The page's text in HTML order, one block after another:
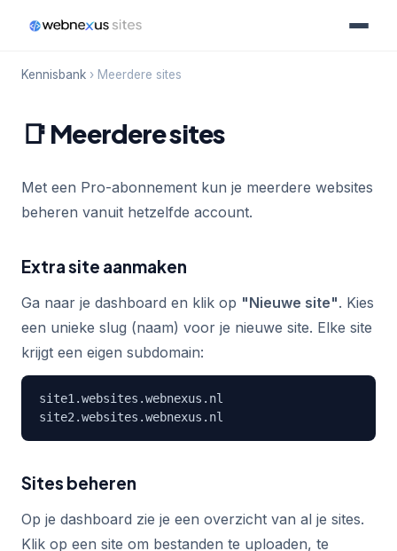
Kennisbank › Meerdere sites
📑 Meerdere sites
Met een Pro-abonnement kun je meerdere websites
beheren vanuit hetzelfde account.
Extra site aanmaken
Ga naar je dashboard en klik op "Nieuwe site". Kies
een unieke slug (naam) voor je nieuwe site. Elke site
krijgt een eigen subdomain:
site1.websites.webnexus.nl
site2.websites.webnexus.nl
Sites beheren
Op je dashboard zie je een overzicht van al je sites.
Klik op een site om bestanden te uploaden, te